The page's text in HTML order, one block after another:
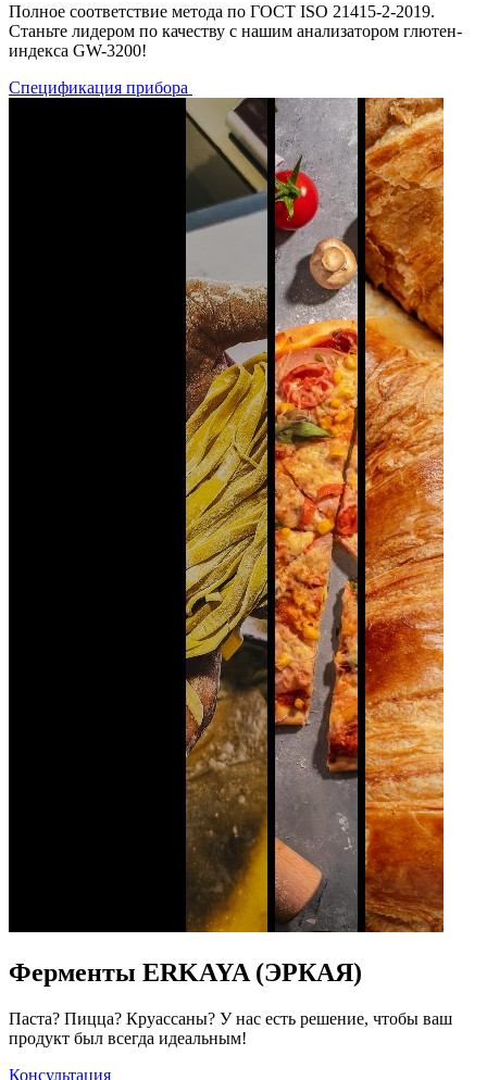
Полное соответствие метода по ГОСТ ISO 21415-2-2019.
Станьте лидером по качеству с нашим анализатором глютен-
индекса GW-3200!
Спецификация прибора
Ферменты ERKAYA (ЭРКАЯ)
Паста? Пицца? Круассаны? У нас есть решение, чтобы ваш
продукт был всегда идеальным!
Консультация